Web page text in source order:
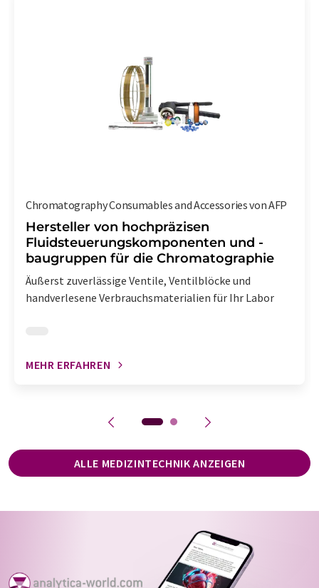
Chromatography Consumables and Accessories von AFP
Hersteller von hochpräzisen
Fluidsteuerungskomponenten und -
baugruppen für die Chromatographie
Äußerst zuverlässige Ventile, Ventilblöcke und
handverlesene Verbrauchsmaterialien für Ihr Labor
MEHR ERFAHREN
ALLE MEDIZINTECHNIK ANZEIGEN